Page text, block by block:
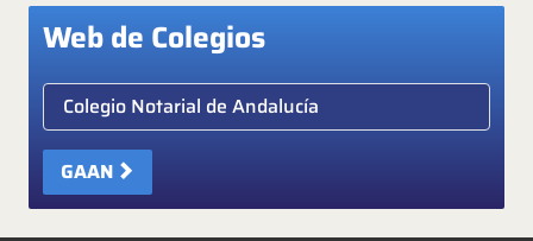
Web de Colegios
Elige colegio notarial
GAAN